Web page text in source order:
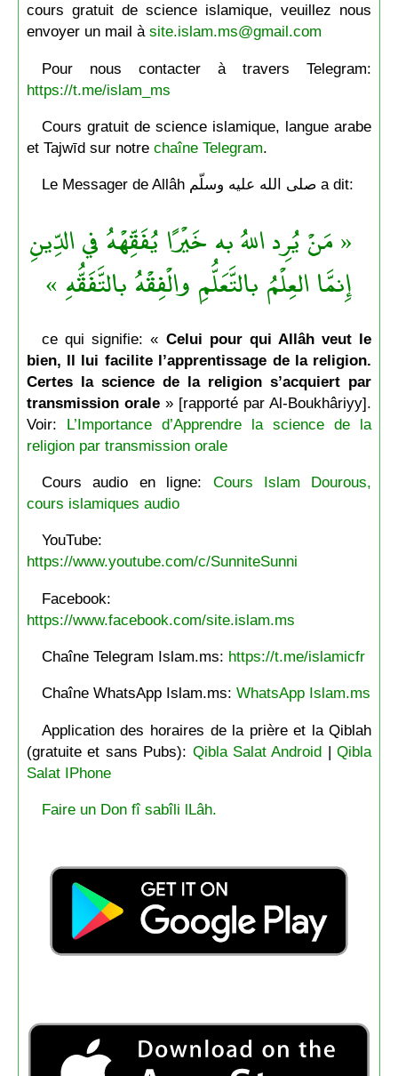
cours gratuit de science islamique, veuillez nous
envoyer un mail à site.islam.ms@gmail.com
Pour nous contacter à travers Telegram:
https://t.me/islam_ms
Cours gratuit de science islamique, langue arabe
et Tajwīd sur notre chaîne Telegram.
Le Messager de Allâh صلى الله عليه وسلّم a dit:
« مَنْ يُرِد اللهُ به خَيْرًا يُفَقِّهْهُ في الدِّينِ
إِنمَّا العِلْمُ بالتَّعَلُّمِ والْفِقْهُ بالتَّفَقُّهِ »
ce qui signifie: « Celui pour qui Allâh veut le
bien, Il lui facilite l’apprentissage de la religion.
Certes la science de la religion s’acquiert par
transmission orale» [rapporté par Al-Boukhâriyy].
Voir: L’Importance d’Apprendre la science de la
religion par transmission orale
Cours audio en ligne: Cours Islam Dourous,
cours islamiques audio
YouTube:
https://www.youtube.com/c/SunniteSunni
Facebook:
https://www.facebook.com/site.islam.ms
Chaîne Telegram Islam.ms: https://t.me/islamicfr
Chaîne WhatsApp Islam.ms: WhatsApp Islam.ms
Application des horaires de la prière et la Qiblah
(gratuite et sans Pubs): Qibla Salat Android |Qibla
Salat IPhone
Faire un Don fî sabîli lLâh.